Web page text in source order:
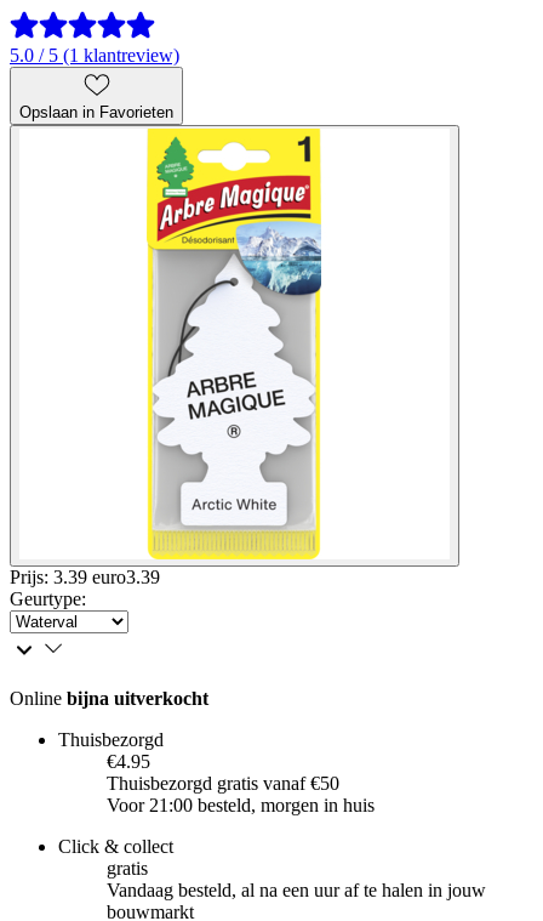
5.0 / 5 (1 klantreview)
Opslaan in Favorieten
Prijs: 3.39 euro3.39
Geurtype:
Online bijna uitverkocht
Thuisbezorgd
€4.95
Thuisbezorgd gratis vanaf €50
Voor 21:00 besteld, morgen in huis
Click & collect
gratis
Vandaag besteld, al na een uur af te halen in jouw
bouwmarkt